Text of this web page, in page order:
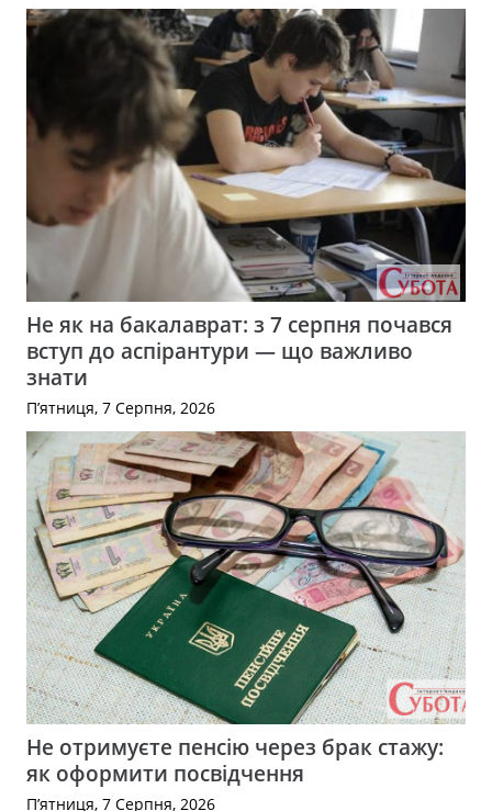
Не як на бакалаврат: з 7 серпня почався
вступ до аспірантури — що важливо
знати
П’ятниця, 7 Серпня, 2026
Не отримуєте пенсію через брак стажу:
як оформити посвідчення
П’ятниця, 7 Серпня, 2026